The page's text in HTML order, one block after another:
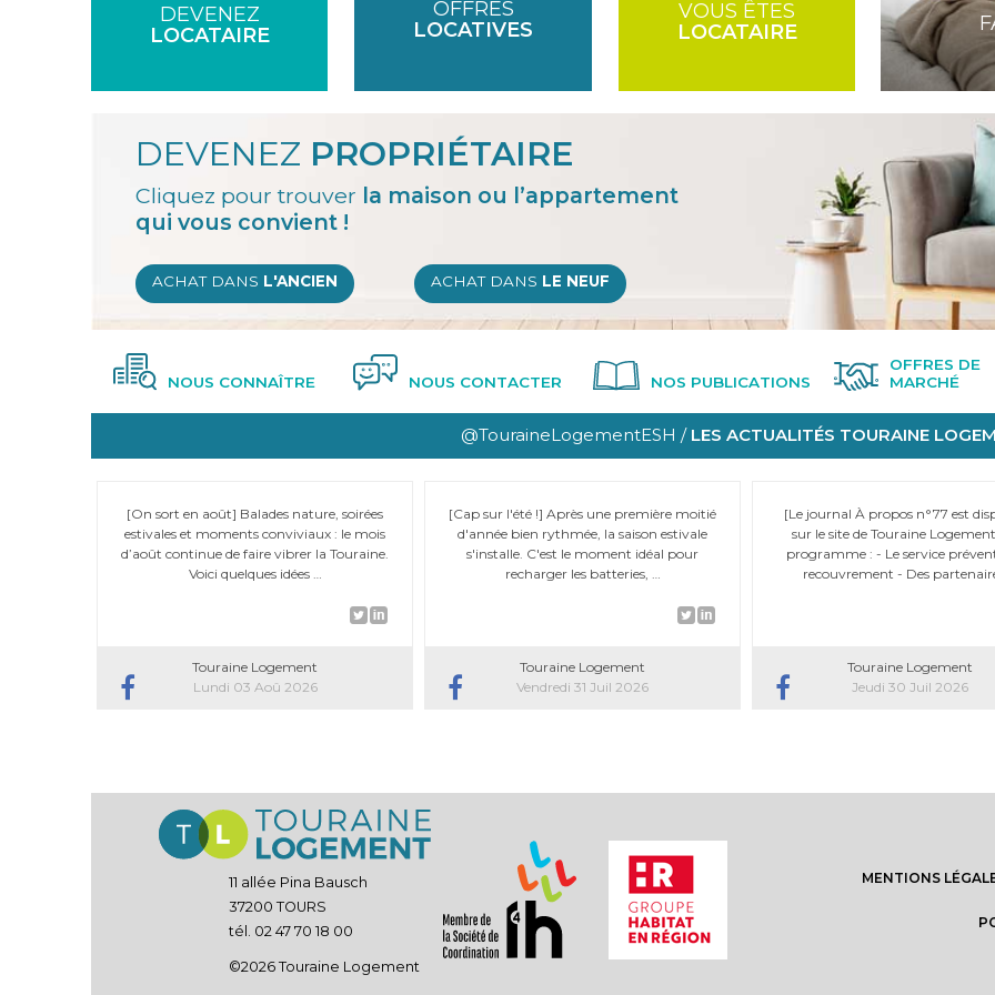
ET-
LOIRE
DEVENEZ
LOCATAIRE
OFFRES
LOCATIVES
VOUS ÊTES
LOCATAIRE
DEVENEZ PROPRIÉTAIRE
Cliquez pour trouver la maison ou l’appartement
qui vous convient !
ACHAT DANS L'ANCIEN ACHAT DANS LE NEUF
NOUS CONNAÎTRE NOUS CONTACTER NOS PUBLICATIONS
OFFRES DE
MARCHÉ
@TouraineLogementESH / LES ACTUALITÉS TOURAINE
[On sort en août] Balades nature, soirées
estivales et moments conviviaux : le mois
d’août continue de faire vibrer la Touraine.
Voici quelques idées …
Touraine Logement
Lundi 03 Aoû 2026
[Cap sur l'été !] Après une première moitié
d'année bien rythmée, la saison estivale
s'installe. C'est le moment idéal pour
recharger les batteries, …
Touraine Logement
Vendredi 31 Juil 2026
[Le journal À propos n°77 est
sur le site de Touraine
programme : - Le service
recouvrement - Des
Touraine Logement
Jeudi 30 Juil 2026
11 allée Pina Bausch
37200 TOURS
tél. 02 47 70 18 00
©2026 Touraine Logement
MENTIONS